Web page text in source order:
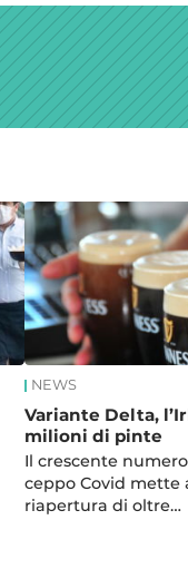
NEWS
Variante Delta,
milioni di pinte
Il crescente
ceppo Covid mette
riapertura di oltre…